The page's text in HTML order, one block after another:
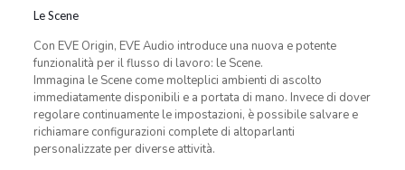
Le Scene
Con EVE Origin, EVE Audio introduce una nuova e potente
funzionalità per il flusso di lavoro: le Scene.
Immagina le Scene come molteplici ambienti di ascolto
immediatamente disponibili e a portata di mano. Invece di dover
regolare continuamente le impostazioni, è possibile salvare e
richiamare configurazioni complete di altoparlanti
personalizzate per diverse attività.